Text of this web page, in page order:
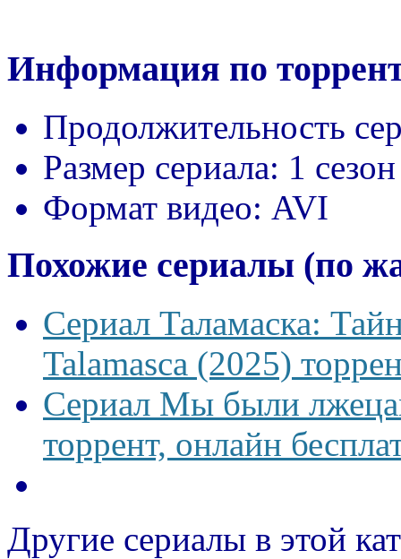
Информация по
Продолжительность
Размер сериала: 1
Формат видео: AVI
Похожие сериалы (по
Сериал Таламаска:
Talamasca (2025)
Сериал Мы были
торрент, онлайн
Другие сериалы в этой